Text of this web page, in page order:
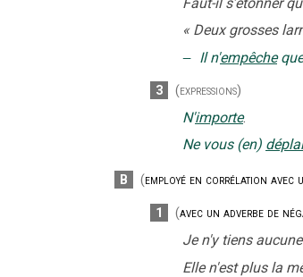
« Deux grosses
‒ Il n'empêche que
3 (expressions)
N'importe.
Ne vous (en)
B (employé en corrélation avec
1 (avec un adverbe de
Je n'y tiens
Elle n'est plus la